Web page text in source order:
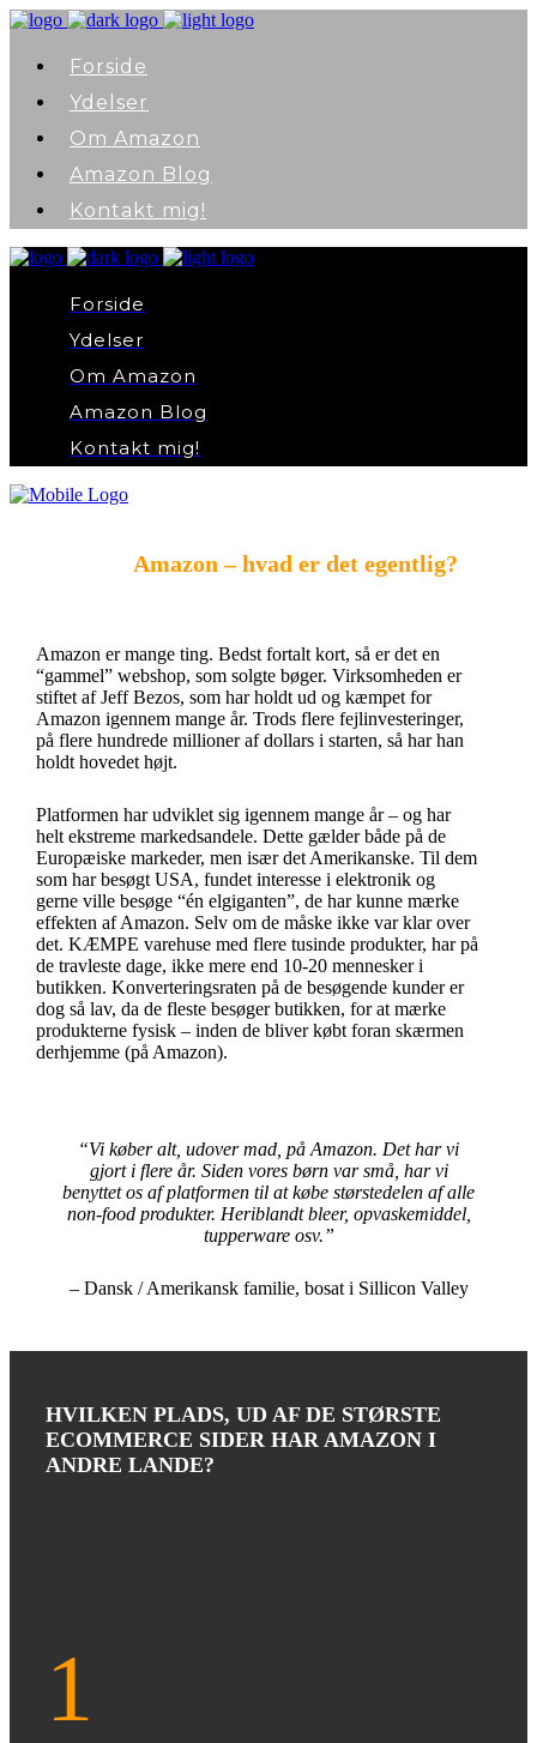
Forside
Ydelser
Om Amazon
Amazon Blog
Kontakt mig!
Forside
Ydelser
Om Amazon
Amazon Blog
Kontakt mig!
Amazon – hvad er det egentlig?
Amazon er mange ting. Bedst fortalt kort, så er det en
“gammel” webshop, som solgte bøger. Virksomheden er
stiftet af Jeff Bezos, som har holdt ud og kæmpet for
Amazon igennem mange år. Trods flere fejlinvesteringer,
på flere hundrede millioner af dollars i starten, så har han
holdt hovedet højt.
Platformen har udviklet sig igennem mange år – og har
helt ekstreme markedsandele. Dette gælder både på de
Europæiske markeder, men især det Amerikanske. Til dem
som har besøgt USA, fundet interesse i elektronik og
gerne ville besøge “én elgiganten”, de har kunne mærke
effekten af Amazon. Selv om de måske ikke var klar over
det. KÆMPE varehuse med flere tusinde produkter, har på
de travleste dage, ikke mere end 10-20 mennesker i
butikken. Konverteringsraten på de besøgende kunder er
dog så lav, da de fleste besøger butikken, for at mærke
produkterne fysisk – inden de bliver købt foran skærmen
derhjemme (på Amazon).
“Vi køber alt, udover mad, på Amazon. Det har vi
gjort i flere år. Siden vores børn var små, har vi
benyttet os af platformen til at købe størstedelen af alle
non-food produkter. Heriblandt bleer, opvaskemiddel,
tupperware osv.”
– Dansk / Amerikansk familie, bosat i Sillicon Valley
HVILKEN PLADS, UD AF DE STØRSTE
ECOMMERCE SIDER HAR AMAZON I
ANDRE LANDE?
1